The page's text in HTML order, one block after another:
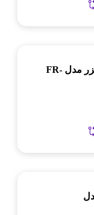
سرخ کن پارس خزر مدل FR-